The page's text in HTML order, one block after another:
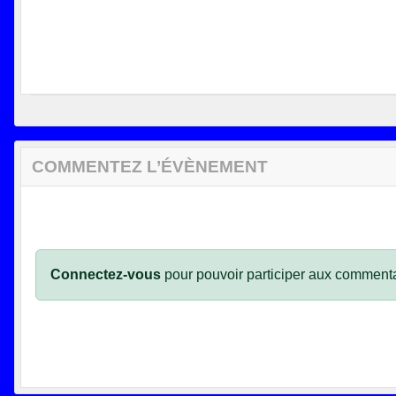
COMMENTEZ L’ÉVÈNEMENT
Connectez-vous pour pouvoir participer aux